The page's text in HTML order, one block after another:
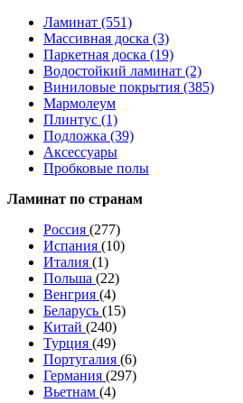
Ламинат (551)
Массивная доска (3)
Паркетная доска (19)
Водостойкий ламинат (2)
Виниловые покрытия (385)
Мармолеум
Плинтус (1)
Подложка (39)
Аксессуары
Пробковые полы
Ламинат по странам
Россия (277)
Испания (10)
Италия (1)
Польша (22)
Венгрия (4)
Беларусь (15)
Китай (240)
Турция (49)
Португалия (6)
Германия (297)
Вьетнам (4)